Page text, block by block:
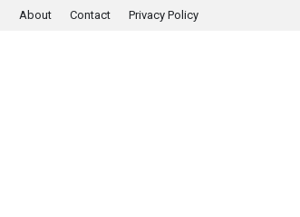
About Contact Privacy Policy